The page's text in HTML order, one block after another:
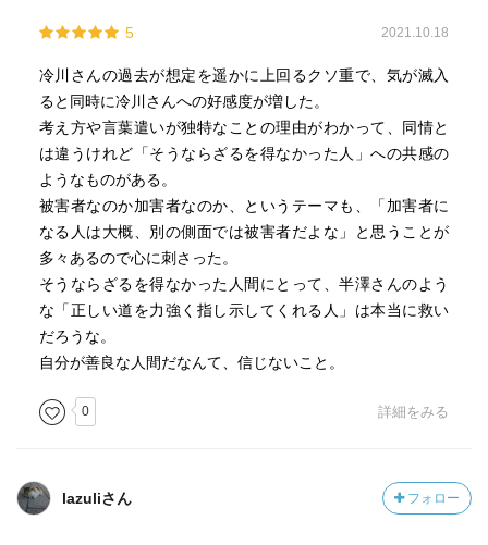
5 2021.10.18
冷川さんの過去が想定を遥かに上回るクソ重で、気が滅入
ると同時に冷川さんへの好感度が増した。
考え方や言葉遣いが独特なことの理由がわかって、同情と
は違うけれど「そうならざるを得なかった人」への共感の
ようなものがある。
被害者なのか加害者なのか、というテーマも、「加害者に
なる人は大概、別の側面では被害者だよな」と思うことが
多々あるので心に刺さった。
そうならざるを得なかった人間にとって、半澤さんのよう
な「正しい道を力強く指し示してくれる人」は本当に救い
だろうな。
自分が善良な人間だなんて、信じないこと。
0 詳細をみる
lazuliさん フォロー